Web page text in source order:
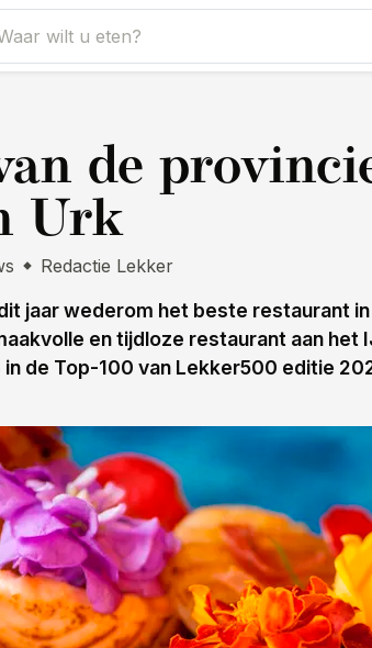
de
Urk
Redactie Lekker
jaar wederom het beste restaurant
en tijdloze restaurant aan het
in de Top-100 van Lekker500 editie